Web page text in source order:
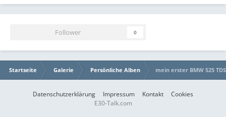
Follower 0
Startseite Galerie Persönliche Alben mein erster BMW 525 TDS
Datenschutzerklärung Impressum Kontakt
Cookies
E30-Talk.com